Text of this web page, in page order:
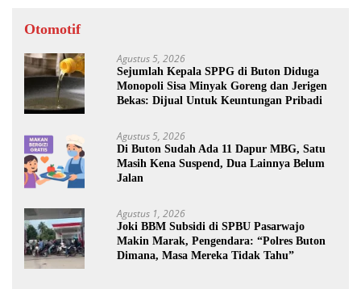
Otomotif
Agustus 5, 2026
Sejumlah Kepala SPPG di Buton Diduga
Monopoli Sisa Minyak Goreng dan Jerigen
Bekas: Dijual Untuk Keuntungan Pribadi
Agustus 5, 2026
Di Buton Sudah Ada 11 Dapur MBG, Satu
Masih Kena Suspend, Dua Lainnya Belum
Jalan
Agustus 1, 2026
Joki BBM Subsidi di SPBU Pasarwajo
Makin Marak, Pengendara: “Polres Buton
Dimana, Masa Mereka Tidak Tahu”